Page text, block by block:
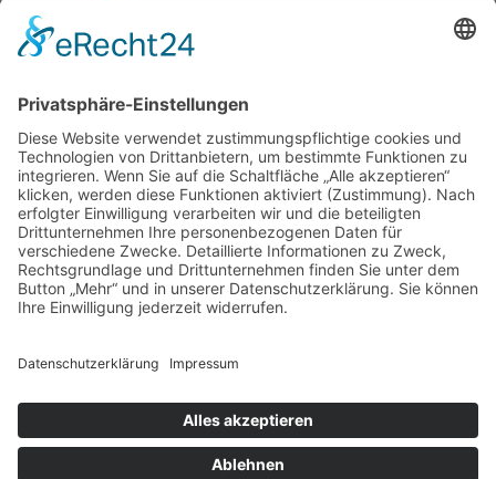
JETZT BEWERTEN
© 2026 Frauenärzte Stinshoff-Hinselmann & Partner |
erstellt mit Herzblutvon Anna